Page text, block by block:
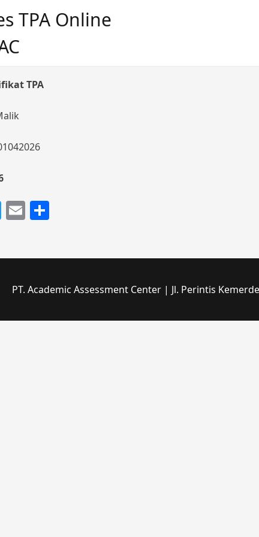
TPA Online
TPA
Twitter
Email
PT. Academic Assessment Center | Jl. Perintis